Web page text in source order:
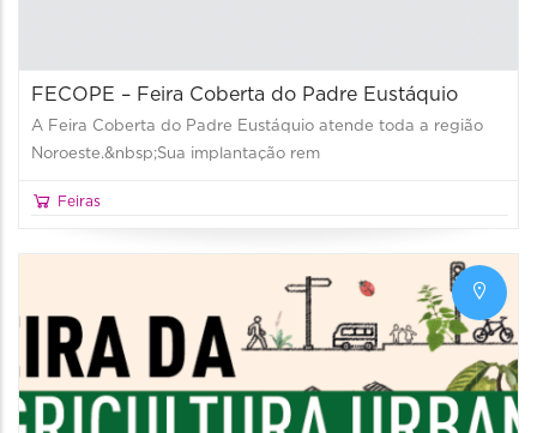
FECOPE – Feira Coberta do Padre Eustáquio
A Feira Coberta do Padre Eustáquio atende toda a região
Noroeste.&nbsp;Sua implantação rem
Feiras